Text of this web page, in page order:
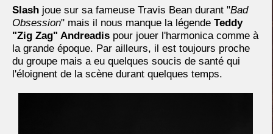
Slash joue sur sa fameuse Travis Bean durant "Bad
Obsession" mais il nous manque la légende Teddy
"Zig Zag" Andreadis pour jouer l'harmonica comme à
la grande époque. Par ailleurs, il est toujours proche
du groupe mais a eu quelques soucis de santé qui
l'éloignent de la scène durant quelques temps.